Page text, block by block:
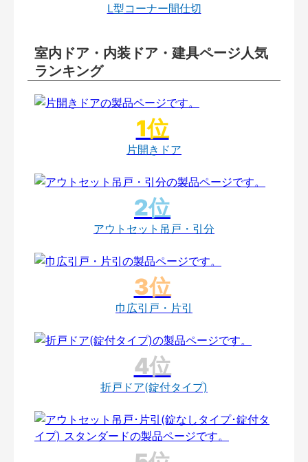
L型コーナー間仕切
室内ドア・内装ドア・建具ページ人気
ランキング
片開きドア
アウトセット吊戸・引分
巾広引戸・片引
折戸ドア(錠付タイプ)